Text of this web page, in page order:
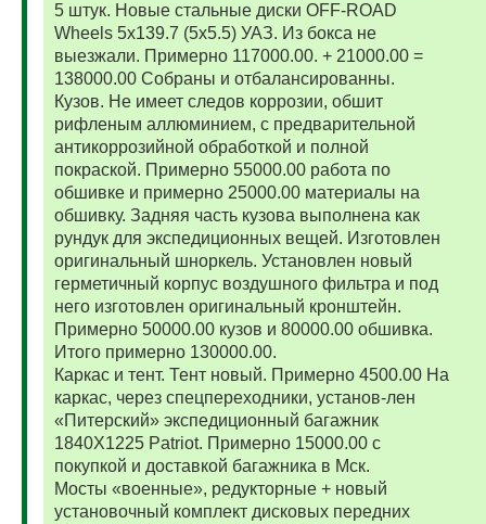
5 штук. Новые стальные диски OFF-ROAD
Wheels 5x139.7 (5x5.5) УАЗ. Из бокса не
выезжали. Примерно 117000.00. + 21000.00 =
138000.00 Собраны и отбалансированны.
Кузов. Не имеет следов коррозии, обшит
рифленым аллюминием, с предварительной
антикоррозийной обработкой и полной
покраской. Примерно 55000.00 работа по
обшивке и примерно 25000.00 материалы на
обшивку. Задняя часть кузова выполнена как
рундук для экспедиционных вещей. Изготовлен
оригинальный шноркель. Установлен новый
герметичный корпус воздушного фильтра и под
него изготовлен оригинальный кронштейн.
Примерно 50000.00 кузов и 80000.00 обшивка.
Итого примерно 130000.00.
Каркас и тент. Тент новый. Примерно 4500.00 На
каркас, через спецпереходники, установ-лен
«Питерский» экспедиционный багажник
1840Х1225 Patriot. Примерно 15000.00 с
покупкой и доставкой багажника в Мск.
Мосты «военные», редукторные + новый
установочный комплект дисковых передних